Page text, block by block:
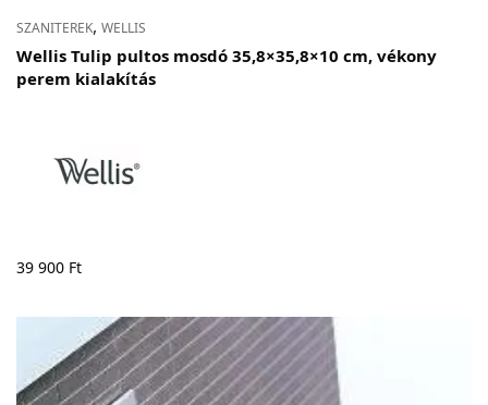
SZANITEREK, WELLIS
Wellis Tulip pultos mosdó 35,8×35,8×10 cm, vékony
perem kialakítás
39 900 Ft